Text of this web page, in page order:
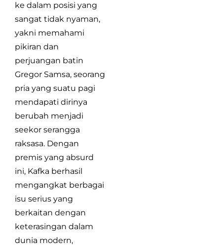
ke dalam posisi yang
sangat tidak nyaman,
yakni memahami
pikiran dan
perjuangan batin
Gregor Samsa, seorang
pria yang suatu pagi
mendapati dirinya
berubah menjadi
seekor serangga
raksasa. Dengan
premis yang absurd
ini, Kafka berhasil
mengangkat berbagai
isu serius yang
berkaitan dengan
keterasingan dalam
dunia modern,